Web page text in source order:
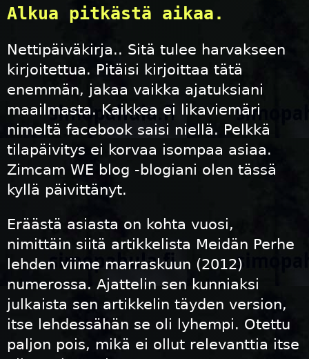
Alkua pitkästä aikaa.
Nettipäiväkirja.. Sitä tulee harvakseen
kirjoitettua. Pitäisi kirjoittaa tätä
enemmän, jakaa vaikka ajatuksiani
maailmasta. Kaikkea ei likaviemäri
nimeltä facebook saisi niellä. Pelkkä
tilapäivitys ei korvaa isompaa asiaa.
Zimcam WE blog -blogiani olen tässä
kyllä päivittänyt.
Eräästä asiasta on kohta vuosi,
nimittäin siitä artikkelista Meidän Perhe
lehden viime marraskuun (2012)
numerossa. Ajattelin sen kunniaksi
julkaista sen artikkelin täyden version,
itse lehdessähän se oli lyhempi. Otettu
paljon pois, mikä ei ollut relevanttia itse